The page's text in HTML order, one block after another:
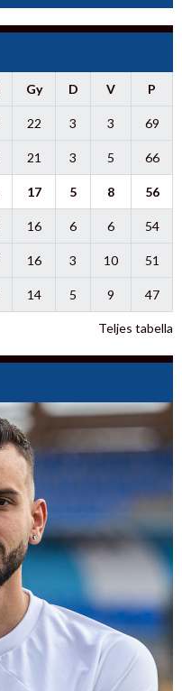
Gy D V P
22 3 3 69
21 3 5 66
17 5 8 56
16 6 6 54
16 3 10 51
14 5 9 47
Teljes tabella